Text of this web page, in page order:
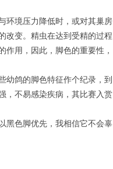
环境压力降低时，或对其巢房
改变。精虫在达到受精的过程
作用，因此，脚色的重要性，
幼鸽的脚色特征作个纪录，到
，不易感染疾病，其比赛入赏
黑色脚优先，我相信它不会辜